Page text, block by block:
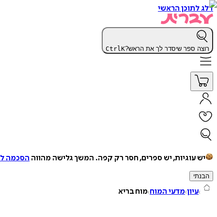
דלג לתוכן הראשי
רוצה ספר שיסדר לך את הראש? CtrlK
יש עוגיות, יש ספרים, חסר רק קפה. המשך גלישה מהווה הסכמה
הבנתי
עיון מדעי המוח מוח בריא